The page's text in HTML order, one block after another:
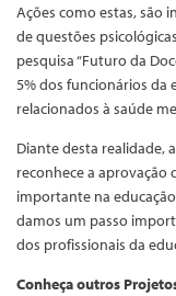
Ações como estas, são
de questões
pesquisa “Futuro da
5% dos funcionários da
relacionados à saúde
Diante desta realidade,
reconhece a
importante na
damos um passo
dos profissionais da
Conheça outros